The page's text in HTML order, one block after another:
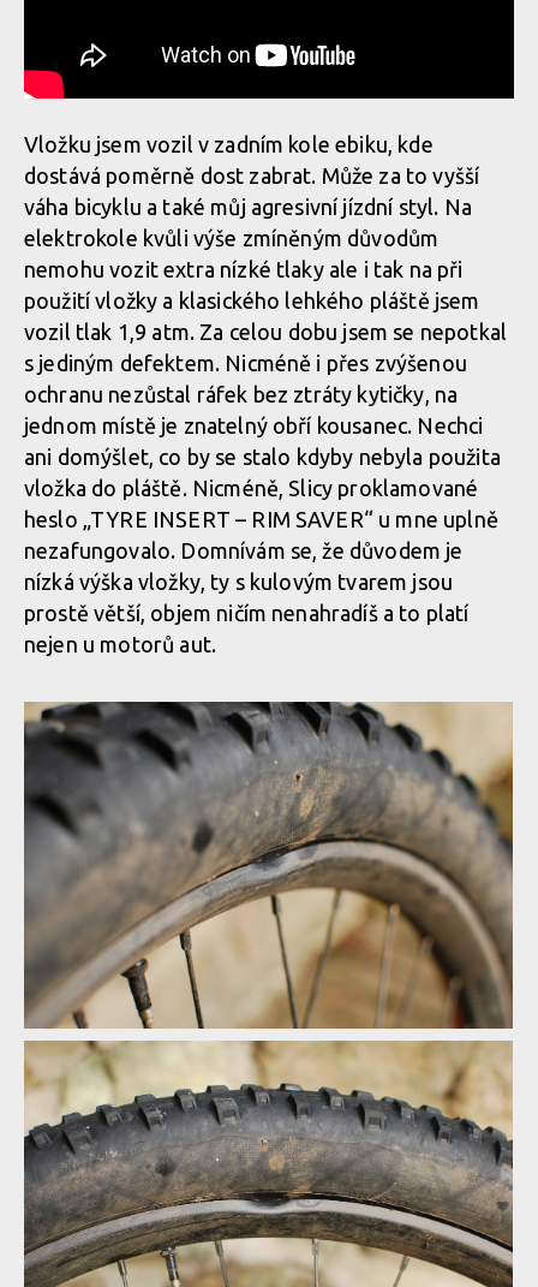
Vložku jsem vozil v zadním kole ebiku, kde
dostává poměrně dost zabrat. Může za to vyšší
váha bicyklu a také můj agresivní jízdní styl. Na
elektrokole kvůli výše zmíněným důvodům
nemohu vozit extra nízké tlaky ale i tak na při
použití vložky a klasického lehkého pláště jsem
vozil tlak 1,9 atm. Za celou dobu jsem se nepotkal
s jediným defektem. Nicméně i přes zvýšenou
ochranu nezůstal ráfek bez ztráty kytičky, na
jednom místě je znatelný obří kousanec. Nechci
ani domýšlet, co by se stalo kdyby nebyla použita
vložka do pláště. Nicméně, Slicy proklamované
heslo „TYRE INSERT – RIM SAVER“ u mne uplně
nezafungovalo. Domnívám se, že důvodem je
nízká výška vložky, ty s kulovým tvarem jsou
prostě větší, objem ničím nenahradíš a to platí
nejen u motorů aut.